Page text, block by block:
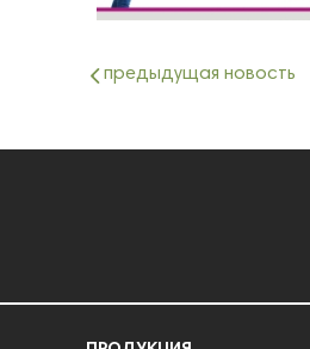
предыдущая новость